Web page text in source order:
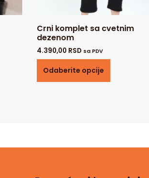
Crni komplet sa cvetnim
dezenom
4.390,00 RSD sa PDV
Odaberite opcije